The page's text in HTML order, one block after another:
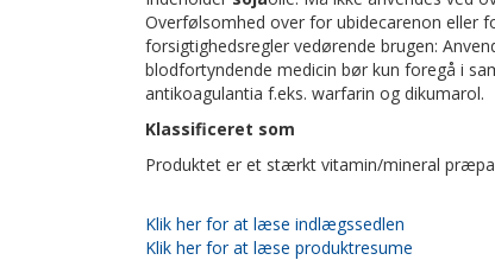
Overfølsomhed over for ubidecarenon eller
forsigtighedsregler vedørende brugen:
blodfortyndende medicin bør kun foregå i
antikoagulantia f.eks. warfarin og dikumarol.
Klassificeret som
Produktet er et stærkt vitamin/mineral
Klik her for at læse indlægssedlen
Klik her for at læse produktresume